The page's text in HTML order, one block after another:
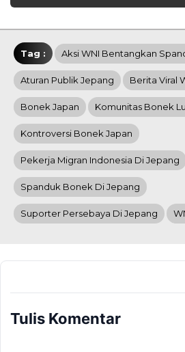
Tag : Aksi WNI Bentangkan
Aturan Publik Jepang Berita Viral
Bonek Japan Komunitas Bonek
Kontroversi Bonek Japan
Pekerja Migran Indonesia Di Jepang
Spanduk Bonek Di Jepang
Suporter Persebaya Di Jepang
Tulis Komentar